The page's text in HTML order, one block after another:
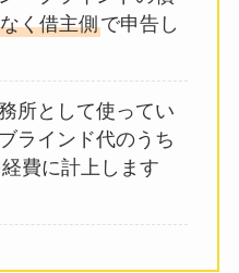
く借主側で申告し
所として使ってい
ラインド代のうち
費に計上します